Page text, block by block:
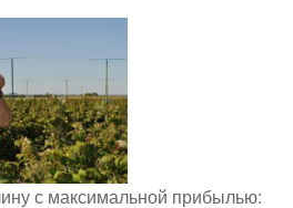
с максимальной прибылью: